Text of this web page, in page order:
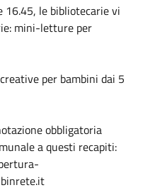
16.45, le bibliotecarie vi
mini-letture per
per bambini dai 5
obbligatoria
a questi recapiti: